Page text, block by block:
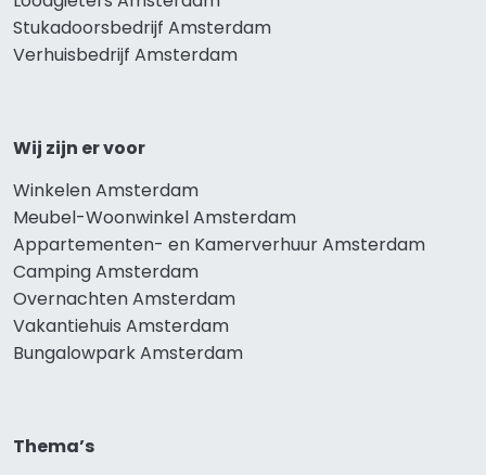
Stukadoorsbedrijf Amsterdam
Verhuisbedrijf Amsterdam
Wij zijn er voor
Winkelen Amsterdam
Meubel-Woonwinkel Amsterdam
Appartementen- en Kamerverhuur Amsterdam
Camping Amsterdam
Overnachten Amsterdam
Vakantiehuis Amsterdam
Bungalowpark Amsterdam
Thema’s